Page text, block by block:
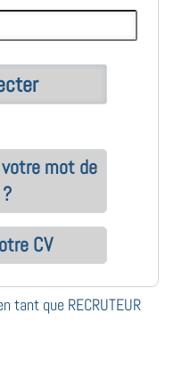
mot de
CV
tant que RECRUTEUR